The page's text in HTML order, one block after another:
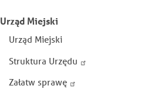
Urząd Miejski
Urząd Miejski
Struktura Urzędu
Załatw sprawę